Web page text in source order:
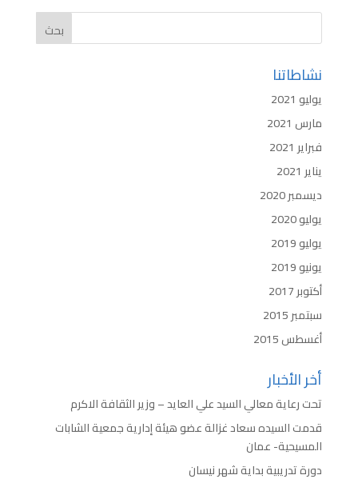
نشاطاتنا
يوليو 2021
مارس 2021
فبراير 2021
يناير 2021
ديسمبر 2020
يوليو 2020
يوليو 2019
يونيو 2019
أكتوبر 2017
سبتمبر 2015
أغسطس 2015
أخر الأخبار
تحت رعاية معالي السيد علي العايد – وزير الثقافة الاكرم
قدمت السيده سعاد غزالة عضو هيئة إدارية جمعية الشابات
المسيحية- عمان
دورة تدريبية بداية شهر نيسان